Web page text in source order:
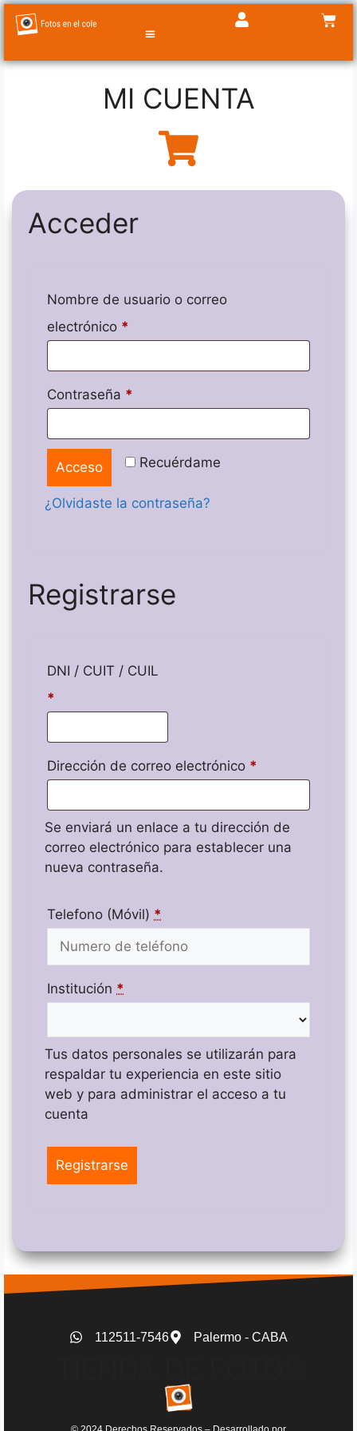
MI CUENTA
Acceder
Nombre de usuario o correo
electrónico *
Contraseña *
Recuérdame
Acceso
¿Olvidaste la contraseña?
Registrarse
DNI / CUIT / CUIL
*
Dirección de correo electrónico *
Se enviará un enlace a tu dirección de
correo electrónico para establecer una
nueva contraseña.
Telefono (Móvil) *
Institución *
Tus datos personales se utilizarán para
respaldar tu experiencia en este sitio
web y para administrar el acceso a tu
cuenta
Registrarse
112511-7546 Palermo - CABA